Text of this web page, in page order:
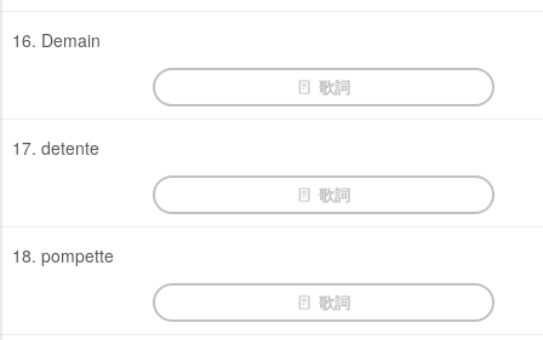
16. Demain
歌詞
17. detente
歌詞
18. pompette
歌詞